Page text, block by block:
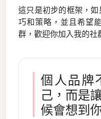
這只是初步的框架，
巧和策略，並且希望
群，歡迎你加入我的
個人品牌
己，而是
候會想到